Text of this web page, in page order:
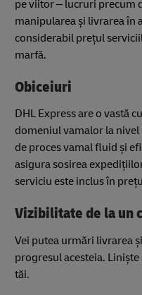
pe viitor – lucruri precum
manipularea și livrarea în
considerabil prețul
marfă.
Obiceiuri
DHL Express are o vastă
domeniul vamalor la
de proces vamal fluid și
asigura sosirea
serviciu este inclus în
Vizibilitate de la un
Vei putea urmări livrarea
progresul acesteia.
tăi.